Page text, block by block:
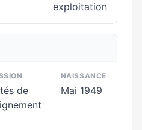
exploitation
de
NAISSANCE
Mai 1949